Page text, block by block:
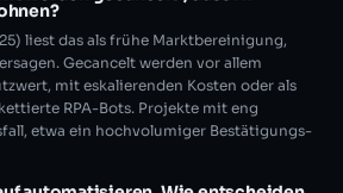
liest das als frühe Marktbereinigung,
Gecancelt werden vor allem
mit eskalierenden Kosten oder als
RPA-Bots. Projekte mit eng
etwa ein hochvolumiger Bestätigungs-